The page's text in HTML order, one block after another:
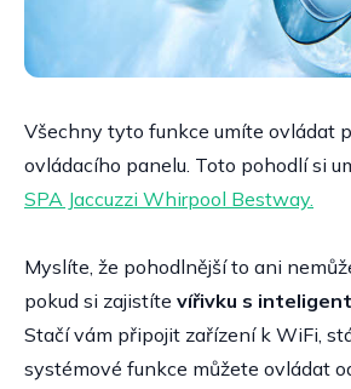
Všechny tyto funkce umíte ovládat
ovládacího panelu. Toto pohodlí si
SPA Jaccuzzi Whirpool Bestway.
Myslíte, že pohodlnější to ani
pokud si zajistíte vířivku s
Stačí vám připojit zařízení k WiFi,
systémové funkce můžete ovládat